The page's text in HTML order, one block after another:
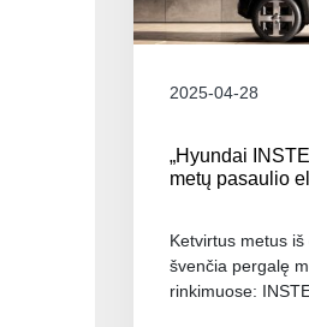
2025-04-28
„Hyundai
metų pasaulio
Ketvirtus metus iš
švenčia pergalę
rinkimuose: